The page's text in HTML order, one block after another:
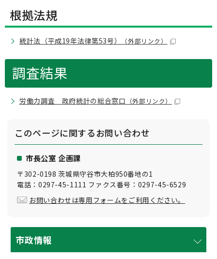
根拠法規
統計法（平成19年法律第53号） （外部リンク）
調査結果
労働力調査 政府統計の総合窓口 （外部リンク）
このページに関するお問い合わせ
市長公室 企画課
〒302-0198 茨城県守谷市大柏950番地の1
電話：0297-45-1111 ファクス番号：0297-45-6529
お問い合わせは専用フォームをご利用ください。
市政情報